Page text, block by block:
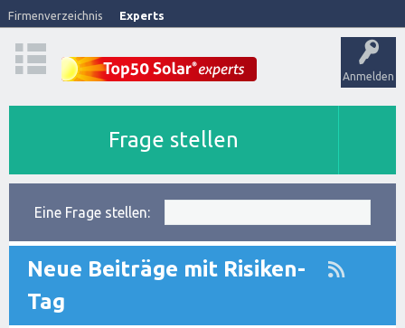
Firmenverzeichnis Experts
Anmelden
Frage stellen
Eine Frage stellen:
Neue Beiträge mit Risiken-
Tag